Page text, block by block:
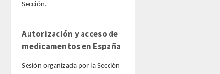
Sección.
Autorización y acceso de
medicamentos en España
Sesión organizada por la Sección